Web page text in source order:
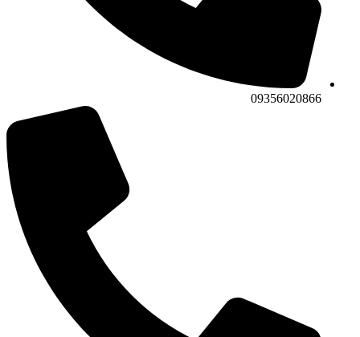
09356020866